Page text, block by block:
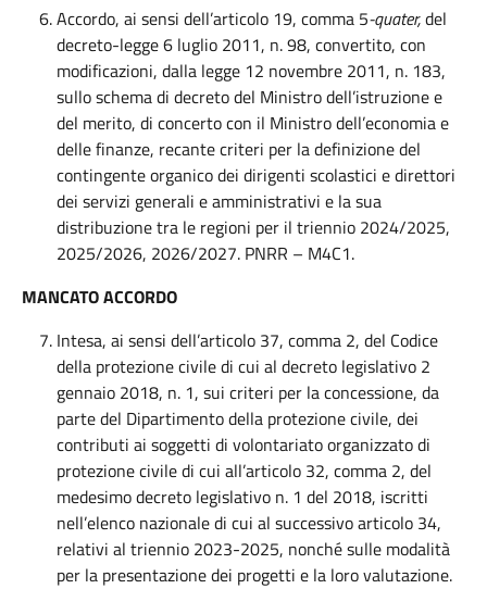
Accordo, ai sensi dell’articolo 19, comma 5-quater,del
decreto-legge 6 luglio 2011, n. 98, convertito, con
modificazioni, dalla legge 12 novembre 2011, n. 183,
sullo schema di decreto del Ministro dell’istruzione e
del merito, di concerto con il Ministro dell’economia e
delle finanze, recante criteri per la definizione del
contingente organico dei dirigenti scolastici e direttori
dei servizi generali e amministrativi e la sua
distribuzione tra le regioni per il triennio 2024/2025,
2025/2026, 2026/2027. PNRR – M4C1.
MANCATO ACCORDO
Intesa, ai sensi dell’articolo 37, comma 2, del Codice
della protezione civile di cui al decreto legislativo 2
gennaio 2018, n. 1, sui criteri per la concessione, da
parte del Dipartimento della protezione civile, dei
contributi ai soggetti di volontariato organizzato di
protezione civile di cui all’articolo 32, comma 2, del
medesimo decreto legislativo n. 1 del 2018, iscritti
nell’elenco nazionale di cui al successivo articolo 34,
relativi al triennio 2023-2025, nonché sulle modalità
per la presentazione dei progetti e la loro valutazione.